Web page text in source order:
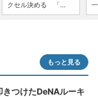
クセル決める 「...
もっと見る
つけたDeNAルーキ